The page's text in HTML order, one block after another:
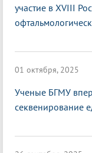
участие в XVIII
01 октября, 2025
Ученые БГМУ
секвенирование